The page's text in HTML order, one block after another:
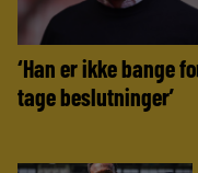
‘Han er ikke bange
tage beslutninger’